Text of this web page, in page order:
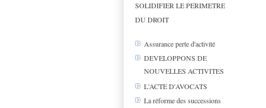
SOLIDIFIER LE PERIMETRE
DU DROIT
Assurance perte d'activité
DEVELOPPONS DE
NOUVELLES ACTIVITES
L'ACTE D'AVOCATS
La réforme des successions